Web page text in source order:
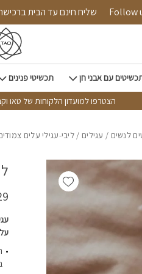
Follow us on שליח חינם עד הבית ברכישה
עם אבני חן תכשיטי פנינים
הצטרפו למועדון הלקוחות של טאו וקבלו 10% הנחה ישירות
לנשים / עגילים / ליבי-עגילי עלים צמודים
Add wishlist